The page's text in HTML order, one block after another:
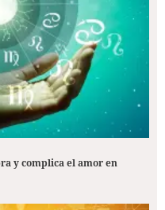
y complica el amor en